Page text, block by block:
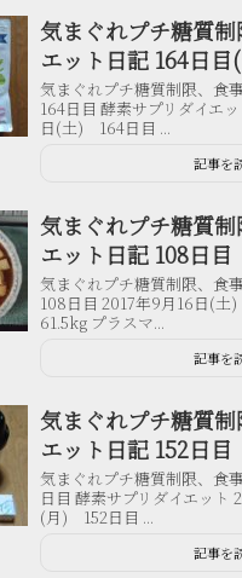
気まぐれプチ糖質
エット日記 164日
気まぐれプチ糖質制限、食
164日目 酵素サプリダイエ
日(土) 164日目 ...
記事を
気まぐれプチ糖質
エット日記 108日目
気まぐれプチ糖質制限、食
108日目 2017年9月16日(
61.5kg プラスマ...
記事を
気まぐれプチ糖質
エット日記 152日目
気まぐれプチ糖質制限、食
日目 酵素サプリダイエット
(月) 152日目 ...
記事を